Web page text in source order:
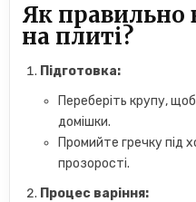
Як правильно
на плиті?
Підготовка:
Переберіть крупу,
домішки.
Промийте гречку під
прозорості.
Процес варіння: